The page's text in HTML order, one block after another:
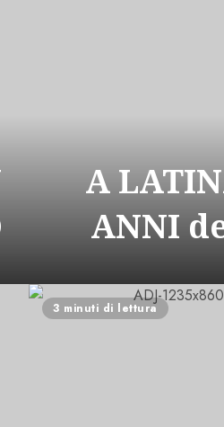
A
ANNI
3 minuti di lettura